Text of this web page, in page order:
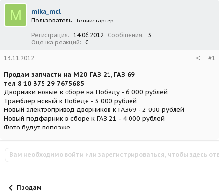
о
р
т
н
а
а
л
а
M mika_mcl
Пользователь Топикстартер
Регистрация 14.06.2012 Сообщения
3
Оценка реакций
0
13.11.2012 #1
Продам запчасти на М20, ГАЗ 21, ГАЗ 69
тел 8 10 375 29 7675685
Дворники новые в сборе на Победу - 6 000 рублей
Трамблер новый к Победе - 3 000 рублей
Новый электропривод дворников к ГАЗ69 - 2 000 рублей
Новый подфарник в сборе к ГАЗ 21 - 4 000 рублей
Фото будут попозже
Вам необходимо войти или зарегистрироваться, чтобы здесь
Продам